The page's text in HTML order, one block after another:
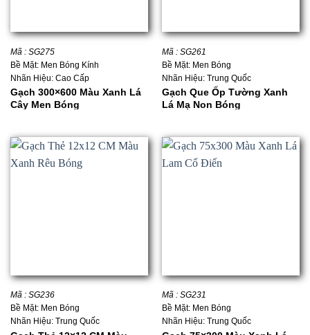
Mã : SG275
Bề Mặt: Men Bóng Kính
Nhãn Hiệu: Cao Cấp
Gạch 300×600 Màu Xanh Lá
Cây Men Bóng
Mã : SG261
Bề Mặt: Men Bóng
Nhãn Hiệu: Trung Quốc
Gạch Que Ốp Tường Xanh
Lá Mạ Non Bóng
Mã : SG236
Bề Mặt: Men Bóng
Nhãn Hiệu: Trung Quốc
Mã : SG231
Bề Mặt: Men Bóng
Nhãn Hiệu: Trung Quốc